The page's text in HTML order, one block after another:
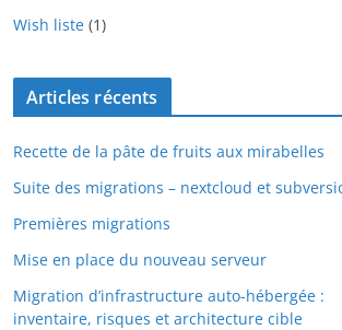
Wish liste (1)
Articles récents
Recette de la pâte de fruits aux mirabelles
Suite des migrations – nextcloud et
Premières migrations
Mise en place du nouveau serveur
Migration d’infrastructure auto-hébergée :
inventaire, risques et architecture cible